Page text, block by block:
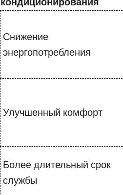
Снижение
энергопотребления
Улучшенный комфорт
Более длительный срок
службы